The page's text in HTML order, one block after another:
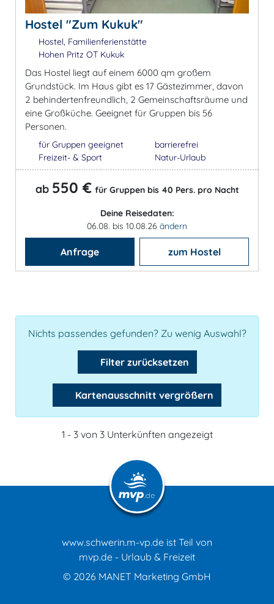
Hostel "Zum Kukuk"
Hostel, Familienferienstätte
Hohen Pritz OT Kukuk
Das Hostel liegt auf einem 6000 qm großem
Grundstück. Im Haus gibt es 17 Gästezimmer, davon
2 behindertenfreundlich, 2 Gemeinschaftsräume und
eine Großküche. Geeignet für Gruppen bis 56
Personen.
für Gruppen geeignet
Freizeit- & Sport
barrierefrei
Natur-Urlaub
ab 550 € für Gruppen bis 40 Pers. pro Nacht
Deine Reisedaten:
06.08. bis 10.08.26 ändern
Anfrage zum Hostel
Nichts passendes gefunden? Zu wenig Auswahl?
Filter zurücksetzen
Kartenausschnitt vergrößern
1 - 3 von 3 Unterkünften angezeigt
www.schwerin.m-vp.de ist Teil von
mvp.de - Urlaub & Freizeit
© 2026 MANET Marketing GmbH